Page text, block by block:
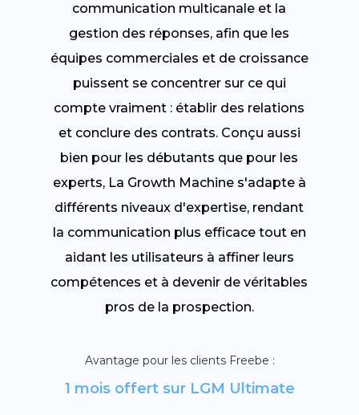
communication multicanale et la
gestion des réponses, afin que les
équipes commerciales et de croissance
puissent se concentrer sur ce qui
compte vraiment : établir des relations
et conclure des contrats. Conçu aussi
bien pour les débutants que pour les
experts, La Growth Machine s'adapte à
différents niveaux d'expertise, rendant
la communication plus efficace tout en
aidant les utilisateurs à affiner leurs
compétences et à devenir de véritables
pros de la prospection.
Avantage pour les clients Freebe :
1 mois offert sur LGM Ultimate